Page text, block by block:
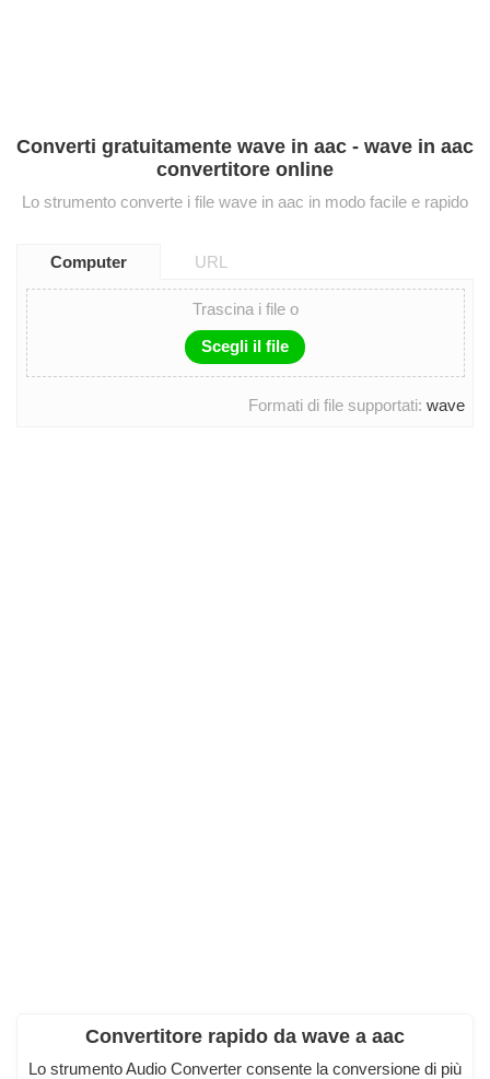
Converti gratuitamente wave in aac - wave in aac
convertitore online
Lo strumento converte i file wave in aac in modo facile e rapido
Computer URL
Trascina i file o
Scegli il file
Formati di file supportati: wave
Convertitore rapido da wave a aac
Lo strumento Audio Converter consente la conversione di più